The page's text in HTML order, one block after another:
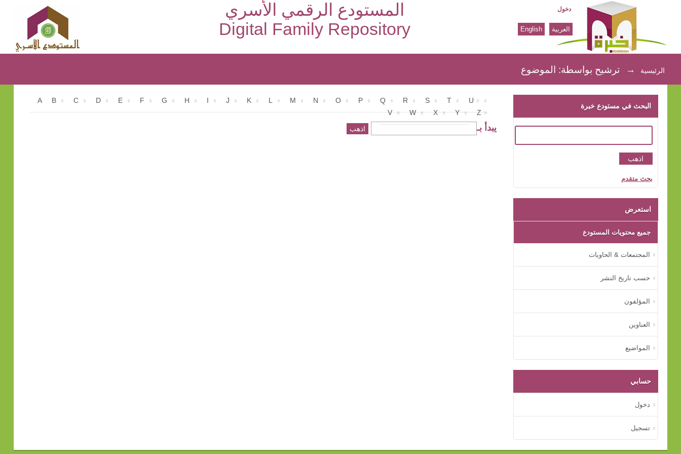
المستودع الرقمي الأسري
Digital Family Repository
ترشيح بواسطة: الموضوع
دخول
العربية English
الرئيسية → ترشيح بواسطة: الموضوع
A B C D E F G H J K L M N O P Q R S T
U
V
W X Y Z
يبدأ بـ
البحث في مستودع خبرة
بحث متقدم
استعرض
جميع محتويات المستودع
المجتمعات & الحاويات
حسب تاريخ النشر
المؤلفون
العناوين
المواضيع
حسابي
دخول
تسجيل